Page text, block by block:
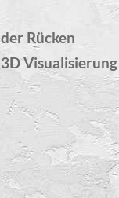
der Rücken
3D Visualisierung